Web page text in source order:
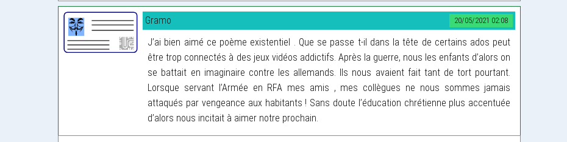
20/05/2021 02:08
Gramo
J’ai bien aimé ce poème existentiel . Que se passe t-il dans la tête de certains ados peut
être trop connectés à des jeux vidéos addictifs. Après la guerre, nous les enfants d’alors on
se battait en imaginaire contre les allemands. Ils nous avaient fait tant de tort pourtant.
Lorsque servant l’Armée en RFA mes amis , mes collègues ne nous sommes jamais
attaqués par vengeance aux habitants ! Sans doute l’éducation chrétienne plus accentuée
d’alors nous incitait à aimer notre prochain.